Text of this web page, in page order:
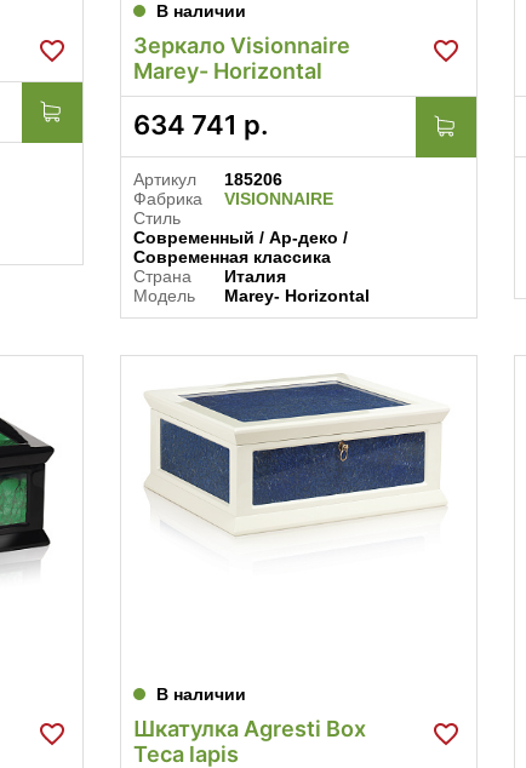
В наличии
Зеркало Visionnaire
Marey- Horizontal
634 741 р.
Артикул
185206
Фабрика
VISIONNAIRE
Стиль
Современный / Ар-деко /
Современная классика
Страна
Италия
Модель
Marey- Horizontal
В наличии
Шкатулка Agresti Box
Teca lapis